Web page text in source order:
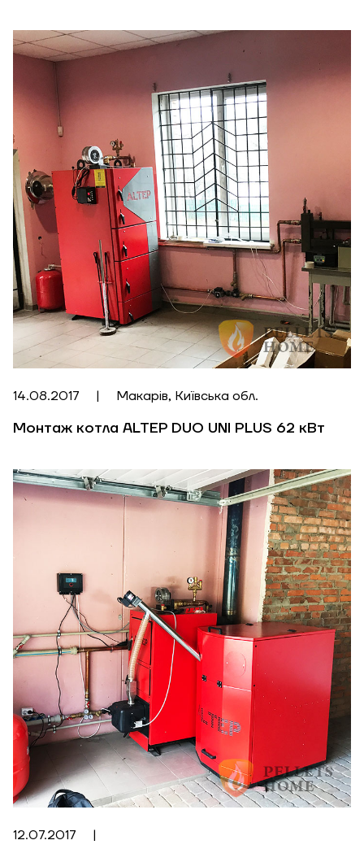
14.08.2017 | Макарів, Київська обл.
Монтаж котла ALTEP DUO UNI PLUS 62 кВт
12.07.2017 |
Надіслати
Надіслати